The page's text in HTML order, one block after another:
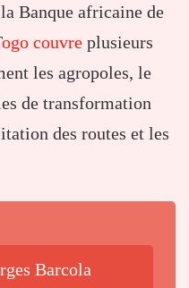
Banque africaine de
ogo couvre plusieurs
les agropoles, le
de transformation
des routes et les
Barcola